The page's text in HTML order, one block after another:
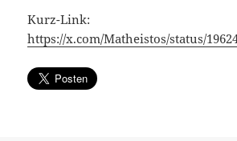
Kurz-Link:
https://x.com/Matheistos/status/